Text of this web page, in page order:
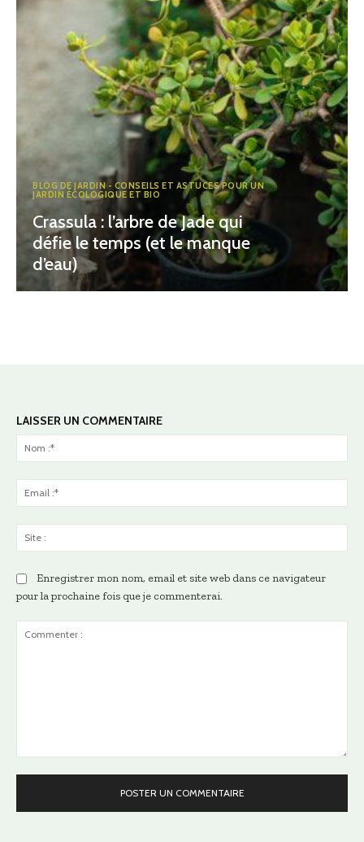
BLOG DE JARDIN - CONSEILS ET ASTUCES POUR UN
JARDIN ÉCOLOGIQUE ET BIO
Crassula : l’arbre de Jade qui
défie le temps (et le manque
d’eau)
LAISSER UN COMMENTAIRE
Enregistrer mon nom, email et site web dans ce navigateur
pour la prochaine fois que je commenterai.